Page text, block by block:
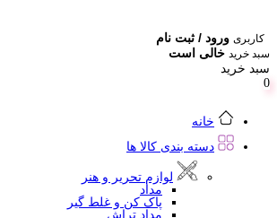
کاربری ورود / ثبت نام
سبد خرید خالی است
سبد خرید
0
خانه
دسته بندی کالا ها
لوازم تحریر و هنر
مداد
پاک کن و غلط گیر
مداد تراش